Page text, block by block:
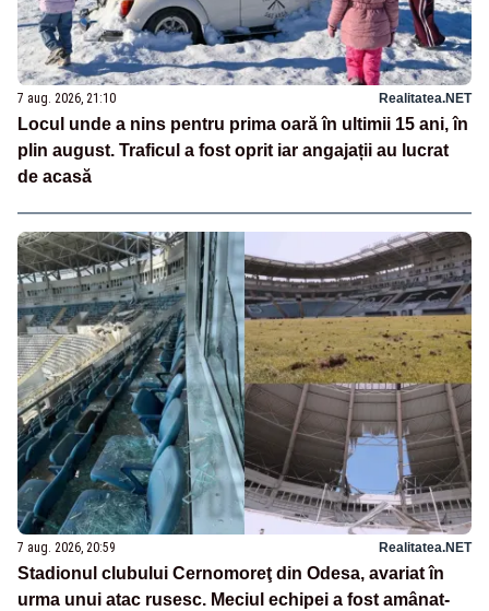
7 aug. 2026, 21:10 Realitatea.NET
Locul unde a nins pentru prima oară în ultimii 15 ani, în
plin august. Traficul a fost oprit iar angajații au lucrat
de acasă
7 aug. 2026, 20:59 Realitatea.NET
Stadionul clubului Cernomoreţ din Odesa, avariat în
urma unui atac rusesc. Meciul echipei a fost amânat-